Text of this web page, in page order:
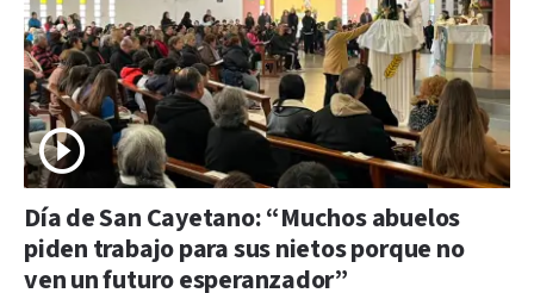
Día de San Cayetano: “Muchos abuelos
piden trabajo para sus nietos porque no
ven un futuro esperanzador”